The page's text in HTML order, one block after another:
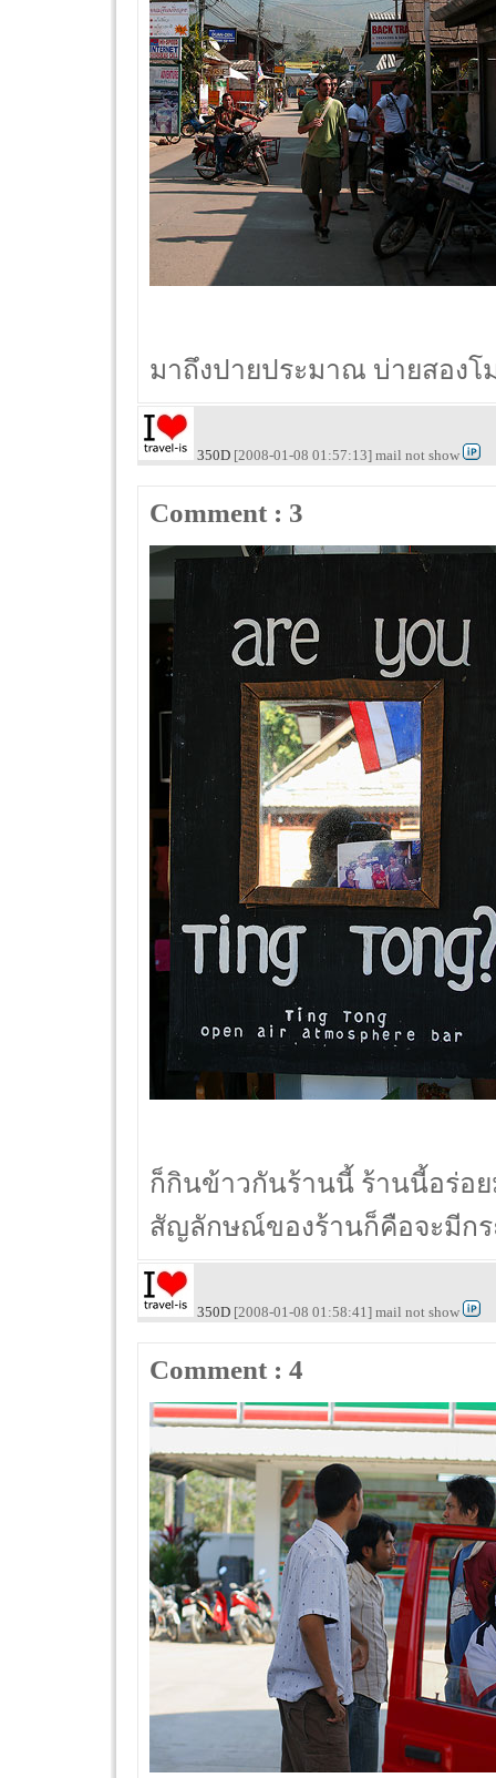
มาถึงปายประมาณ บ่ายสองโ
350D [2008-01-08 01:57:13] mail not show
Comment : 3
ก็กินข้าวกันร้านนี้ ร้านนี้อร่อ
สัญลักษณ์ของร้านก็คือจะมีกร
350D [2008-01-08 01:58:41] mail not show
Comment : 4